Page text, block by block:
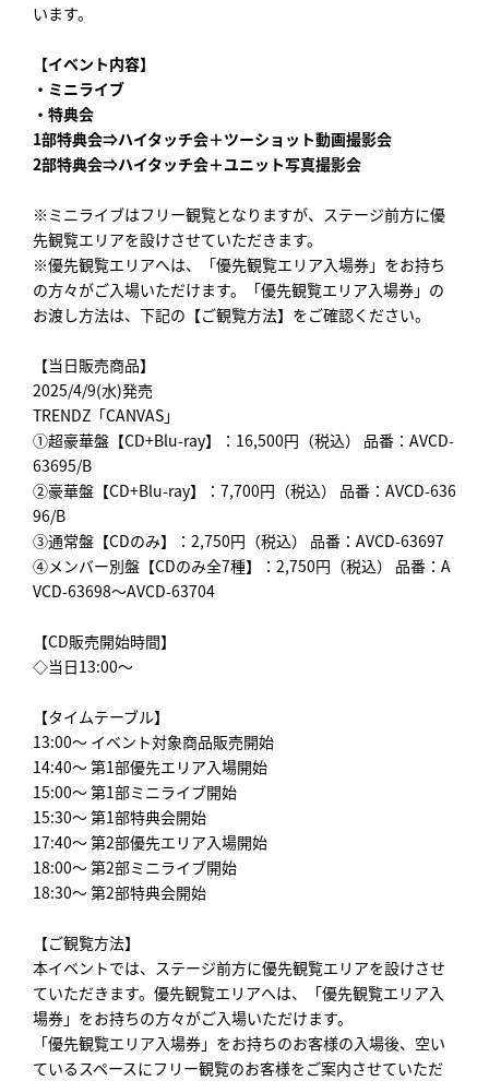
います。
【イベント内容】
・ミニライブ
・特典会
1部特典会⇒ハイタッチ会＋ツーショット動画撮影会
2部特典会⇒ハイタッチ会＋ユニット写真撮影会
※ミニライブはフリー観覧となりますが、ステージ前方に優
先観覧エリアを設けさせていただきます。
※優先観覧エリアへは、「優先観覧エリア入場券」をお持ち
の方々がご入場いただけます。「優先観覧エリア入場券」の
お渡し方法は、下記の【ご観覧方法】をご確認ください。
【当日販売商品】
2025/4/9(水)発売
TRENDZ「CANVAS」
①超豪華盤【CD+Blu-ray】：16,500円（税込） 品番：AVCD-
63695/B
②豪華盤【CD+Blu-ray】：7,700円（税込） 品番：AVCD-636
96/B
③通常盤【CDのみ】：2,750円（税込） 品番：AVCD-63697
④メンバー別盤【CDのみ全7種】：2,750円（税込） 品番：A
VCD-63698～AVCD-63704
【CD販売開始時間】
◇当日13:00～
【タイムテーブル】
13:00～ イベント対象商品販売開始
14:40～ 第1部優先エリア入場開始
15:00～ 第1部ミニライブ開始
15:30～ 第1部特典会開始
17:40～ 第2部優先エリア入場開始
18:00～ 第2部ミニライブ開始
18:30～ 第2部特典会開始
【ご観覧方法】
本イベントでは、ステージ前方に優先観覧エリアを設けさせ
ていただきます。優先観覧エリアへは、「優先観覧エリア入
場券」をお持ちの方々がご入場いただけます。
「優先観覧エリア入場券」をお持ちのお客様の入場後、空い
ているスペースにフリー観覧のお客様をご案内させていただ